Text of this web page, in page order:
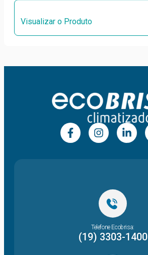
Visualizar o Produto
Telefone Ecobrisa:
(19) 3303-1400